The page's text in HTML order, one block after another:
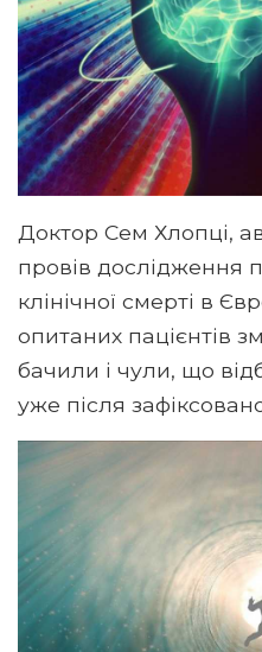
Доктор Сем Хлопці,
провів дослідження
клінічної смерті в
опитаних пацієнтів
бачили і чули, що
уже після